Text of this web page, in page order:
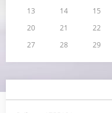
13
14 15
20
21 22
27
28 29